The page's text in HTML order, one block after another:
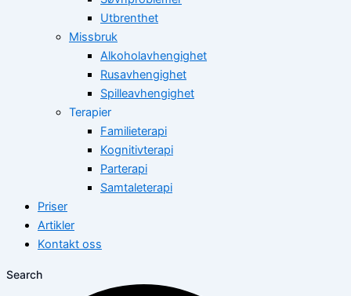
Utbrenthet
Missbruk
Alkoholavhengighet
Rusavhengighet
Spilleavhengighet
Terapier
Familieterapi
Kognitivterapi
Parterapi
Samtaleterapi
Priser
Artikler
Kontakt oss
Search